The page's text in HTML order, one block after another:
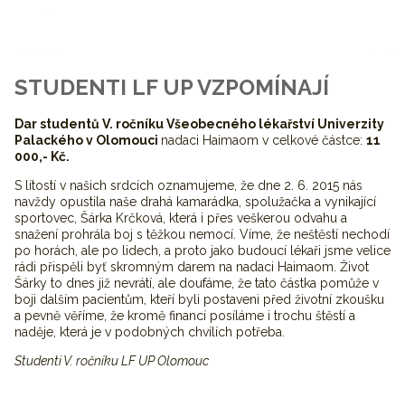
STUDENTI LF UP VZPOMÍNAJÍ
Dar studentů V. ročníku Všeobecného lékařství Univerzity
Palackého v Olomouci nadaci Haimaom v celkové částce: 11
000,- Kč.
S lítostí v našich srdcích oznamujeme, že dne 2. 6. 2015 nás
navždy opustila naše drahá kamarádka, spolužačka a vynikající
sportovec, Šárka Krčková, která i přes veškerou odvahu a
snažení prohrála boj s těžkou nemocí. Víme, že neštěstí nechodí
po horách, ale po lidech, a proto jako budoucí lékaři jsme velice
rádi přispěli byť skromným darem na nadaci Haimaom. Život
Šárky to dnes již nevrátí, ale doufáme, že tato částka pomůže v
boji dalším pacientům, kteří byli postaveni před životní zkoušku
a pevně věříme, že kromě financí posíláme i trochu štěstí a
naděje, která je v podobných chvílích potřeba.
Studenti V. ročníku LF UP Olomouc